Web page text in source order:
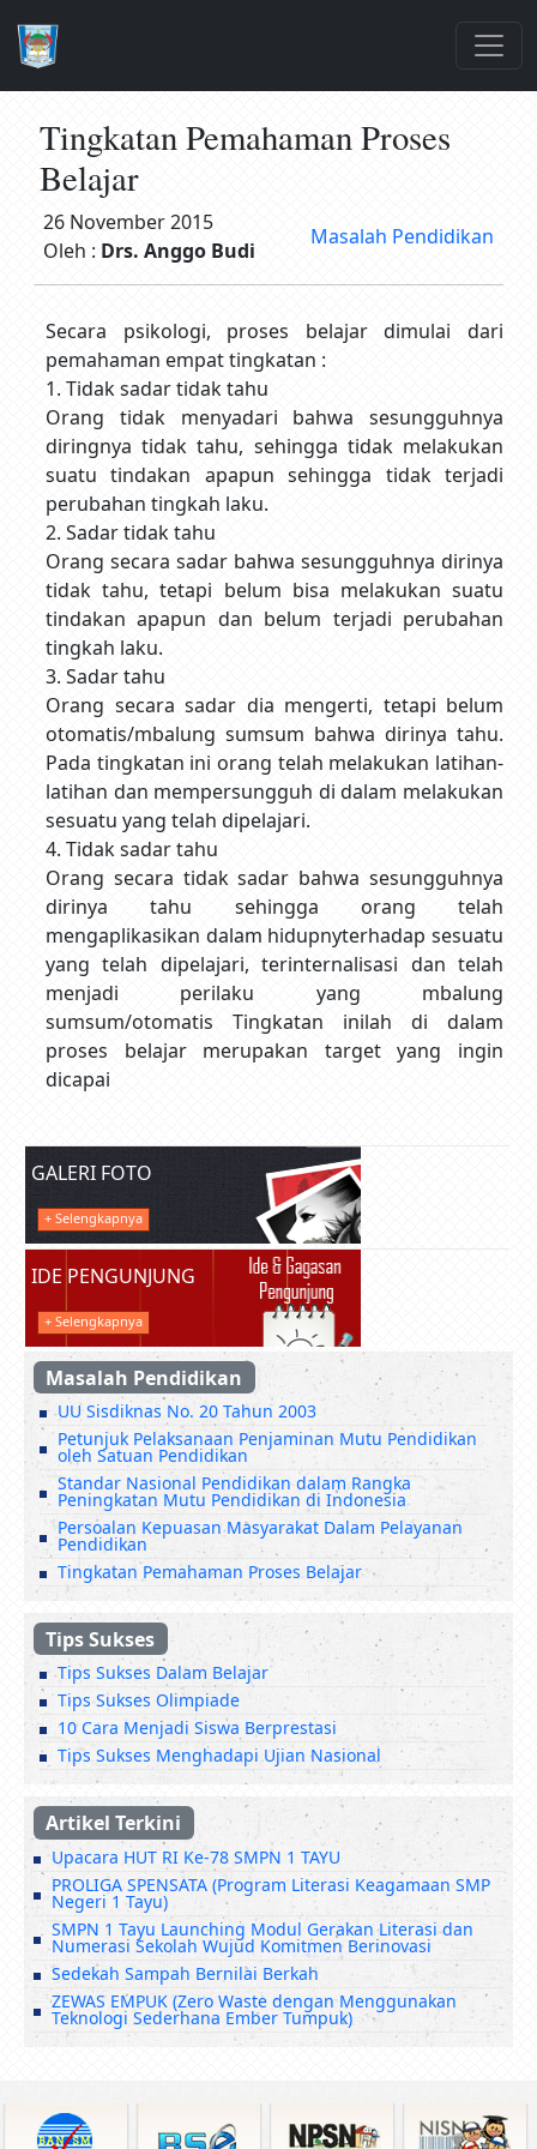
GALERI FOTO
+ Selengkapnya
IDE PENGUNJUNG
+ Selengkapnya
Masalah Pendidikan
UU Sisdiknas No. 20 Tahun 2003
Petunjuk Pelaksanaan Penjaminan Mutu Pendidikan
oleh Satuan Pendidikan
Standar Nasional Pendidikan dalam Rangka
Peningkatan Mutu Pendidikan di Indonesia
Persoalan Kepuasan Masyarakat Dalam Pelayanan
Pendidikan
Tingkatan Pemahaman Proses Belajar
Tips Sukses
Tips Sukses Dalam Belajar
Tips Sukses Olimpiade
10 Cara Menjadi Siswa Berprestasi
Tips Sukses Menghadapi Ujian Nasional
Artikel Terkini
Upacara HUT RI Ke-78 SMPN 1 TAYU
PROLIGA SPENSATA (Program Literasi Keagamaan SMP
Negeri 1 Tayu)
SMPN 1 Tayu Launching Modul Gerakan Literasi dan
Numerasi Sekolah Wujud Komitmen Berinovasi
Sedekah Sampah Bernilai Berkah
ZEWAS EMPUK (Zero Waste dengan Menggunakan
Teknologi Sederhana Ember Tumpuk)
Tingkatan Pemahaman Proses
Belajar
26 November 2015
Oleh : Drs. Anggo Budi
Masalah Pendidikan
Secara psikologi, proses belajar dimulai dari
pemahaman empat tingkatan :
1. Tidak sadar tidak tahu
Orang tidak menyadari bahwa sesungguhnya
diringnya tidak tahu, sehingga tidak melakukan
suatu tindakan apapun sehingga tidak terjadi
perubahan tingkah laku.
2. Sadar tidak tahu
Orang secara sadar bahwa sesungguhnya dirinya
tidak tahu, tetapi belum bisa melakukan suatu
tindakan apapun dan belum terjadi perubahan
tingkah laku.
3. Sadar tahu
Orang secara sadar dia mengerti, tetapi belum
otomatis/mbalung sumsum bahwa dirinya tahu.
Pada tingkatan ini orang telah melakukan latihan-
latihan dan mempersungguh di dalam melakukan
sesuatu yang telah dipelajari.
4. Tidak sadar tahu
Orang secara tidak sadar bahwa sesungguhnya
dirinya tahu sehingga orang telah
mengaplikasikan dalam hidupnyterhadap sesuatu
yang telah dipelajari, terinternalisasi dan telah
menjadi perilaku yang mbalung
sumsum/otomatis Tingkatan inilah di dalam
proses belajar merupakan target yang ingin
dicapai